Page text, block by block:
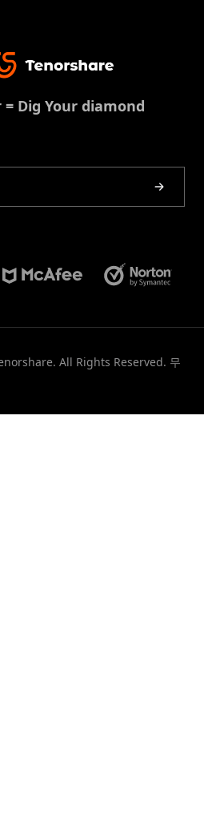
Dig Your diamond
All Rights Reserved. 무